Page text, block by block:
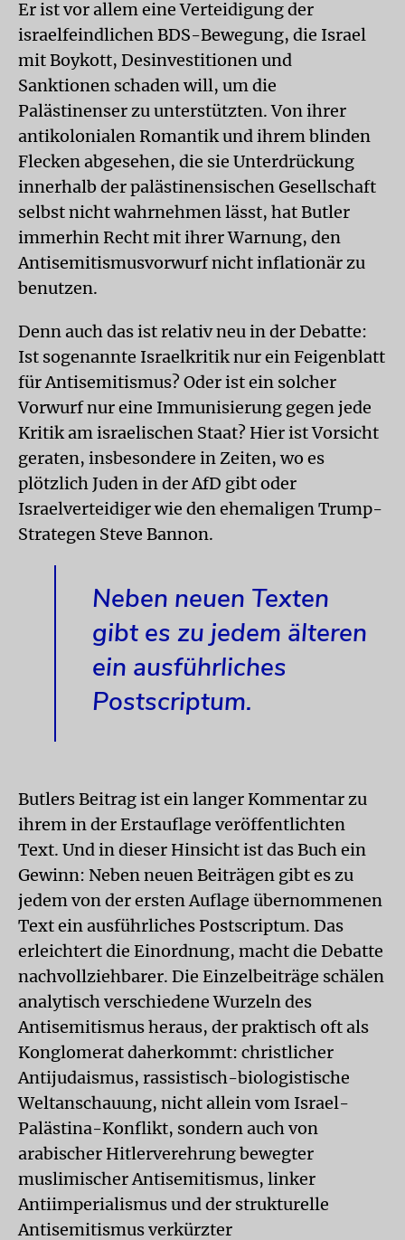
Er ist vor allem eine Verteidigung der
israelfeindlichen BDS-Bewegung, die Israel
mit Boykott, Desinvestitionen und
Sanktionen schaden will, um die
Palästinenser zu unterstützten. Von ihrer
antikolonialen Romantik und ihrem blinden
Flecken abgesehen, die sie Unterdrückung
innerhalb der palästinensischen Gesellschaft
selbst nicht wahrnehmen lässt, hat Butler
immerhin Recht mit ihrer Warnung, den
Antisemitismusvorwurf nicht inflationär zu
benutzen.
Denn auch das ist relativ neu in der Debatte:
Ist sogenannte Israelkritik nur ein Feigenblatt
für Antisemitismus? Oder ist ein solcher
Vorwurf nur eine Immunisierung gegen jede
Kritik am israelischen Staat? Hier ist Vorsicht
geraten, insbesondere in Zeiten, wo es
plötzlich Juden in der AfD gibt oder
Israelverteidiger wie den ehemaligen Trump-
Strategen Steve Bannon.
Neben neuen Texten
gibt es zu jedem älteren
ein ausführliches
Postscriptum.
Butlers Beitrag ist ein langer Kommentar zu
ihrem in der Erstauflage veröffentlichten
Text. Und in dieser Hinsicht ist das Buch ein
Gewinn: Neben neuen Beiträgen gibt es zu
jedem von der ersten Auflage übernommenen
Text ein ausführliches Postscriptum. Das
erleichtert die Einordnung, macht die Debatte
nachvollziehbarer. Die Einzelbeiträge schälen
analytisch verschiedene Wurzeln des
Antisemitismus heraus, der praktisch oft als
Konglomerat daherkommt: christlicher
Antijudaismus, rassistisch-biologistische
Weltanschauung, nicht allein vom Israel-
Palästina-Konflikt, sondern auch von
arabischer Hitlerverehrung bewegter
muslimischer Antisemitismus, linker
Antiimperialismus und der strukturelle
Antisemitismus verkürzter